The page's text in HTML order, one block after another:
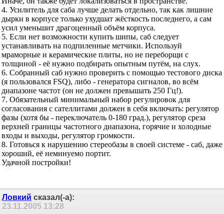
4. Усилитель для саба лучше делать отдельно, так как лишние
дырки в корпусе только ухудшат жёсткость последнего, а сам
усил уменьшит драгоценный объём корпуса.
5. Если нет возможности купить шипы, саб следует
устанавливать на подпиленные метчики. Используй
мраморные и керамические плиты, но не переборщи с
толщиной - её нужно подбирать опытным путём, на слух.
6. Собранный саб нужно проверить с помощью тестового диска
(я пользовался FSQ), либо - генератора сигналов, во всём
диапазоне частот (он не должен превышать 250 Гц!).
7. Обязательный минимальный набор регулировок для
согласования с сателлитами должен в себя включать: регулятор
фазы (хотя бы - переключатель 0-180 град.), регулятор среза
верхней границы частотного диапазона, горячие и холодные
входы и выходы, регулятор громкости.
8. Готовься к нарушению стереобазы в своей системе - саб, даже
хороший, её неминуемо портит.
Удачной постройки!
Ловкийсказал(-а):
23.11.2005